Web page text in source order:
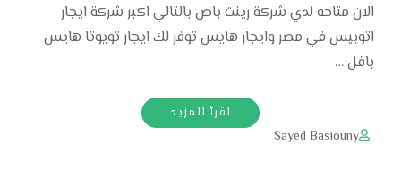
الان متاحه لدي شركة رينت باص بالتالي اكبر شركة ايجار
اتوبيس في مصر وايجار هايس توفر لك ايجار تويوتا هايس
باقل …
اقرأ المزيد
Sayed Basiouny